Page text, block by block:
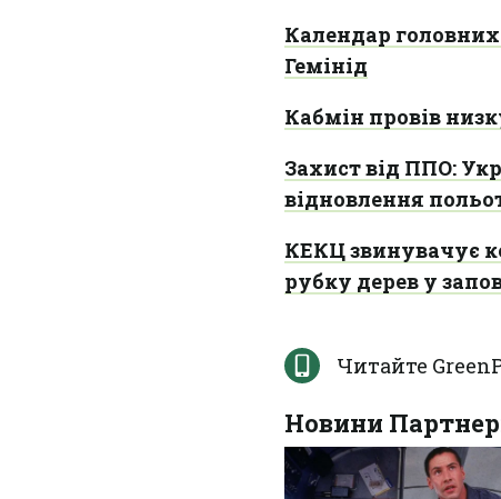
Календар
Гемінід
Кабмін провів
Захист від ППО:
відновлення
КЕКЦ звинувачує
рубку дерев у
Читайте